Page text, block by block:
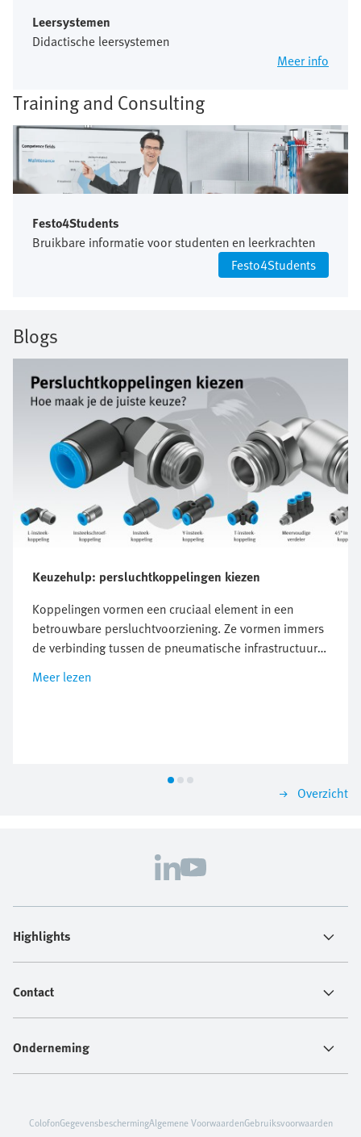
Leersystemen
Didactische leersystemen
Meer info
Training and Consulting
Festo4Students
Bruikbare informatie voor studenten en leerkrachten
Festo4Students
Blogs
Keuzehulp: persluchtkoppelingen kiezen
Koppelingen vormen een cruciaal element in een
betrouwbare persluchtvoorziening. Ze vormen immers
de verbinding tussen de pneumatische infrastructuur
en de persluchtverbruiker; bijvoorbeeld een cilinder,
ventiel of luchtverzorgingsunit. Een juiste keuze kan
zetten we gestructureerd uiteen welke criteria de juiste
keuze bepalen en helpen we bij het selecteren van de
Meer lezen
Overzicht
Highlights
Contact
Onderneming
ColofonGegevensbeschermingAlgemene VoorwaardenGebruiksvoorwaarden